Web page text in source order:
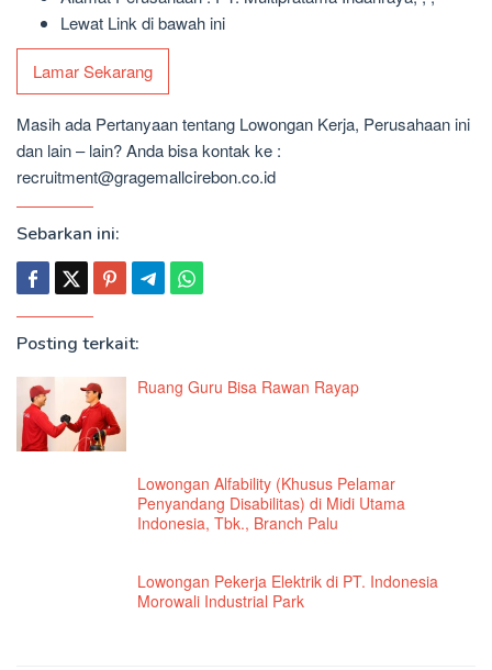
Lewat Link di bawah ini
Lamar Sekarang
Masih ada Pertanyaan tentang Lowongan Kerja, Perusahaan ini
dan lain – lain? Anda bisa kontak ke :
recruitment@gragemallcirebon.co.id
Sebarkan ini:
Posting terkait:
Ruang Guru Bisa Rawan Rayap
Lowongan Alfability (Khusus Pelamar
Penyandang Disabilitas) di Midi Utama
Indonesia, Tbk., Branch Palu
Lowongan Pekerja Elektrik di PT. Indonesia
Morowali Industrial Park